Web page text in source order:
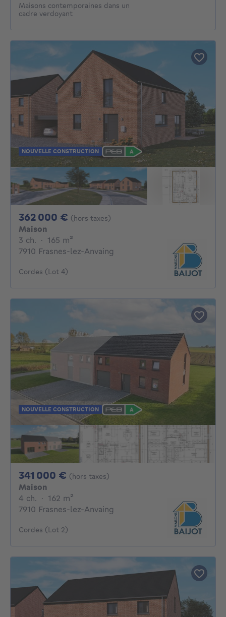
Maisons contemporaines dans un
cadre verdoyant
NOUVELLE CONSTRUCTION
362 000 € 362000€
(hors taxes)
Maison
3 ch. 3 chambres
· 165 m²
7910 Frasnes-lez-Anvaing
Cordes (Lot 4)
NOUVELLE CONSTRUCTION
341 000 € 341000€
(hors taxes)
Maison
4 ch. 4 chambres
· 162 m²
7910 Frasnes-lez-Anvaing
Cordes (Lot 2)